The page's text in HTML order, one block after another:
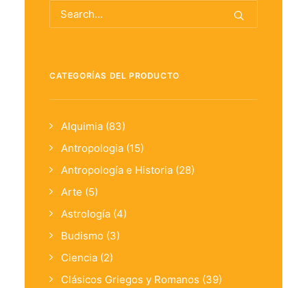
CATEGORÍAS DEL PRODUCTO
Alquimia (83)
Antropologia (15)
Antropología e Historia (28)
Arte (5)
Astrología (4)
Budismo (3)
Ciencia (2)
Clásicos Griegos y Romanos (39)